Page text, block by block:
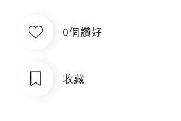
0個讚好
收藏